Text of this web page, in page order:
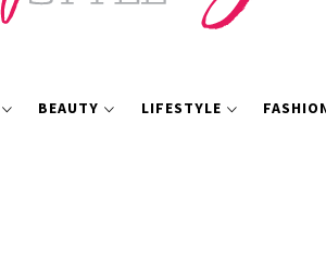
BEAUTY LIFESTYLE